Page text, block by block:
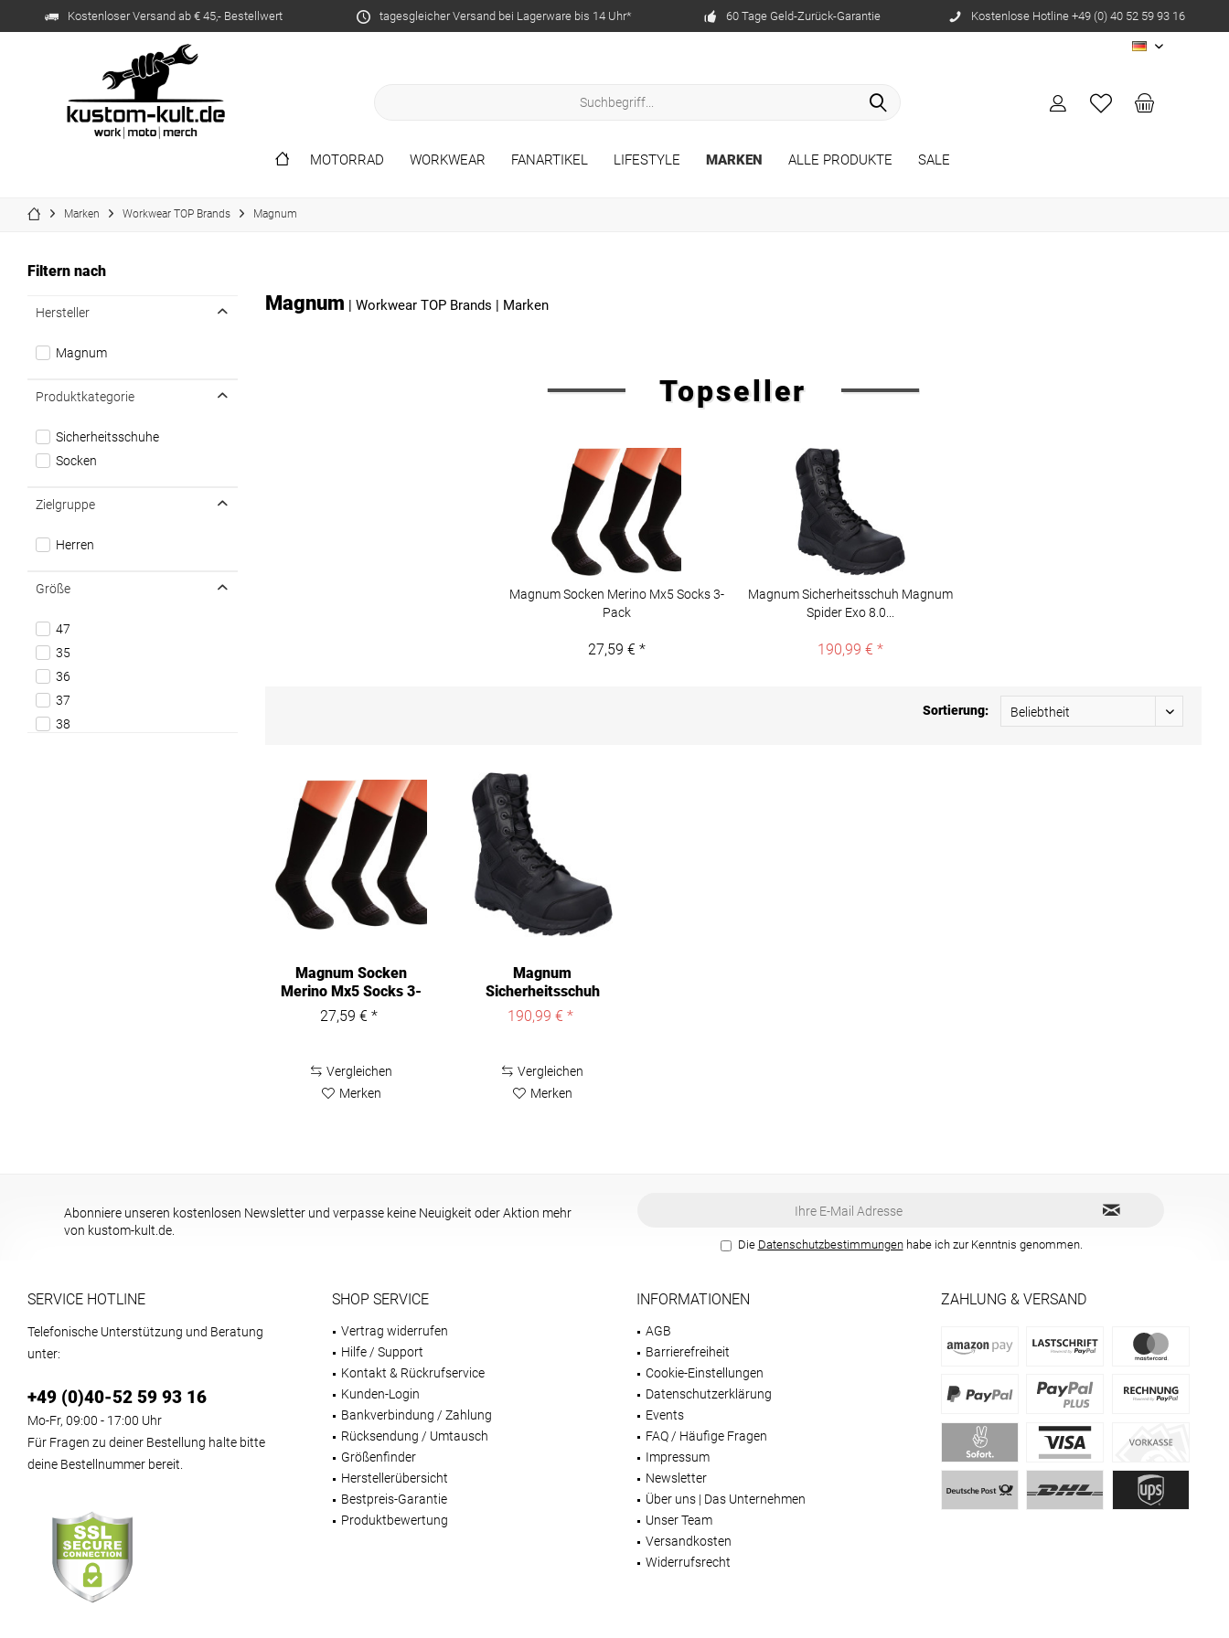
Kostenloser Versand ab € 45,- Bestellwert tagesgleicher Versand bei Lagerware bis 14 Uhr* 60 Tage Geld-Zurück-Garantie Kostenlose Hotline +49 (0) 40 52 59 93 16
DE
MOTORRAD WORKWEAR FANARTIKEL LIFESTYLE MARKEN ALLE PRODUKTE SALE
Marken Workwear TOP Brands Magnum
Filtern nach
Hersteller
Magnum
Produktkategorie
Sicherheitsschuhe
Socken
Zielgruppe
Herren
Größe
47
35
36
37
38
Magnum | Workwear TOP Brands | Marken
Topseller
Magnum Socken Merino Mx5 Socks 3-
Pack
27,59 € *
Magnum Sicherheitsschuh Magnum
Spider Exo 8.0...
190,99 € *
Sortierung:
Magnum Socken
Merino Mx5 Socks 3-
Pack
27,59 € *
Vergleichen
Merken
Magnum
Sicherheitsschuh
Magnum Spider Exo
8.0...
190,99 € *
Vergleichen
Merken
Abonniere unseren kostenlosen Newsletter und verpasse keine Neuigkeit oder Aktion mehr
von kustom-kult.de.
Die Datenschutzbestimmungenhabe ich zur Kenntnis genommen.
SERVICE HOTLINE
Telefonische Unterstützung und Beratung
unter:
+49 (0)40-52 59 93 16
Mo-Fr, 09:00 - 17:00 Uhr
Für Fragen zu deiner Bestellung halte bitte
deine Bestellnummer bereit.
SHOP SERVICE
Vertrag widerrufen
Hilfe / Support
Kontakt & Rückrufservice
Kunden-Login
Bankverbindung / Zahlung
Rücksendung / Umtausch
Größenfinder
Herstellerübersicht
Bestpreis-Garantie
Produktbewertung
INFORMATIONEN
AGB
Barrierefreiheit
Cookie-Einstellungen
Datenschutzerklärung
Events
FAQ / Häufige Fragen
Impressum
Newsletter
Über uns | Das Unternehmen
Unser Team
Versandkosten
Widerrufsrecht
ZAHLUNG & VERSAND